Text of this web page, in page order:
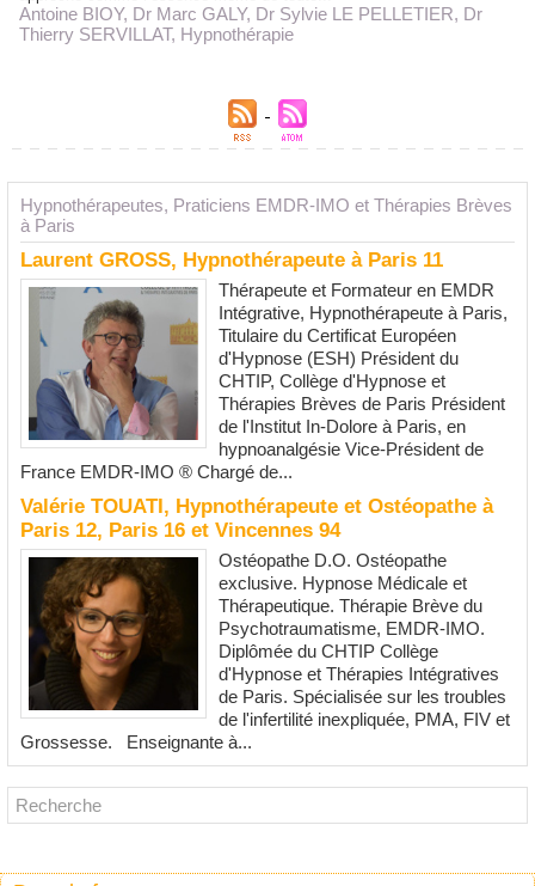
Hypnothérapeutes, Praticiens EMDR-IMO et Thérapies Brèves
à Paris
Laurent GROSS, Hypnothérapeute à Paris 11
Thérapeute et Formateur en EMDR
Intégrative, Hypnothérapeute à Paris,
Titulaire du Certificat Européen
d'Hypnose (ESH) Président du
CHTIP, Collège d'Hypnose et
Thérapies Brèves de Paris Président
de l'Institut In-Dolore à Paris, en
hypnoanalgésie Vice-Président de
France EMDR-IMO ® Chargé de...
Valérie TOUATI, Hypnothérapeute et Ostéopathe à
Paris 12, Paris 16 et Vincennes 94
Ostéopathe D.O. Ostéopathe
exclusive. Hypnose Médicale et
Thérapeutique. Thérapie Brève du
Psychotraumatisme, EMDR-IMO.
Diplômée du CHTIP Collège
d'Hypnose et Thérapies Intégratives
de Paris. Spécialisée sur les troubles
de l'infertilité inexpliquée, PMA, FIV et
Grossesse. Enseignante à...
Antoine BIOY, Dr Marc GALY, Dr Sylvie LE PELLETIER, Dr
Thierry SERVILLAT, Hypnothérapie